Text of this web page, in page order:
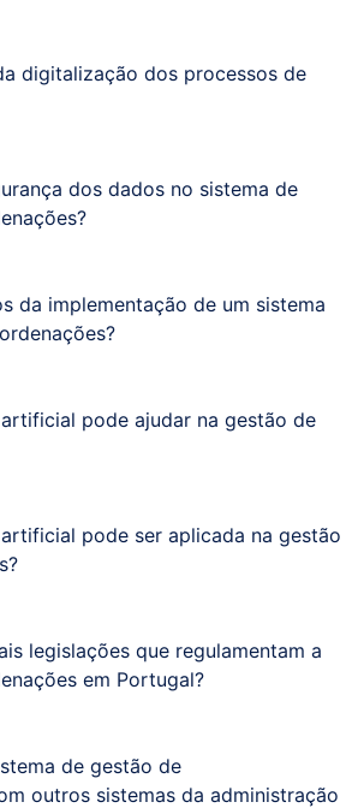
digitalização dos processos de
dos dados no sistema de
da implementação de um sistema
pode ajudar na gestão de
pode ser aplicada na gestão
legislações que regulamentam a
em Portugal?
de gestão de
outros sistemas da administração